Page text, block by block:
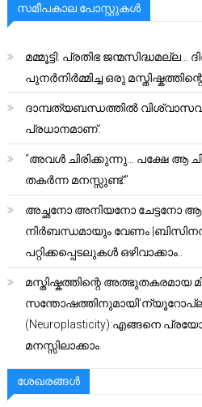
സമീപകാല പോസ്റ്റുകൾ
മമ്മൂട്ടി: പ്രതിഭ
പുനർനിർമ്മിച്ച ഒരു
ദാമ്പത്യബന്ധത്തിൽ
പ്രധാനമാണ്.
“അവൾ ചിരിക്കുന്നു… പക്ഷേ ആ
തകർന്ന മനസ്സുണ്ട്.”
അച്ഛനോ അനിയനോ ചേട്ടനോ
നിർബന്ധമായും വേണം
പറ്റിക്കപ്പെടലുകൾ ഒഴിവാക്കാം..
മസ്തിഷ്കത്തിന്റെ അത്ഭുതകരമായ
(Neuroplasticity):എങ്ങനെ
മനസ്സിലാക്കാം.
ശേഖരങ്ങൾ